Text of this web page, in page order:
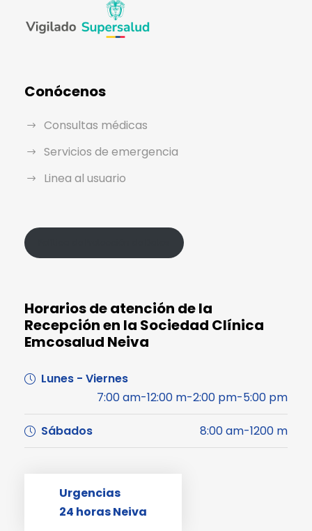
Conócenos
Consultas médicas
Servicios de emergencia
Linea al usuario
Horarios de atención de la
Recepción en la Sociedad Clínica
Emcosalud Neiva
Lunes - Viernes
7:00 am-12:00 m-2:00 pm-5:00 pm
Sábados 8:00 am-1200 m
Urgencias
24 horas Neiva